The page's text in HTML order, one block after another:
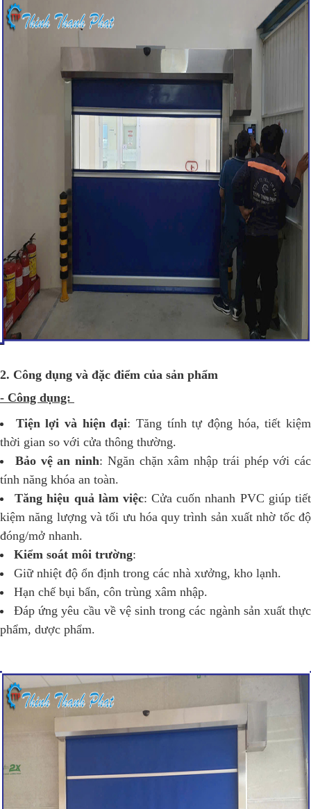
2. Công dụng và đặc điểm của sản phẩm
- Công dụng:
Tiện lợi và hiện đại: Tăng tính tự động hóa, tiết kiệm
thời gian so với cửa thông thường.
Bảo vệ an ninh: Ngăn chặn xâm nhập trái phép với các
tính năng khóa an toàn.
Tăng hiệu quả làm việc: Cửa cuốn nhanh PVC giúp tiết
kiệm năng lượng và tối ưu hóa quy trình sản xuất nhờ tốc độ
đóng/mở nhanh.
Kiểm soát môi trường:
Giữ nhiệt độ ổn định trong các nhà xưởng, kho lạnh.
Hạn chế bụi bẩn, côn trùng xâm nhập.
Đáp ứng yêu cầu về vệ sinh trong các ngành sản xuất thực
phẩm, dược phẩm.